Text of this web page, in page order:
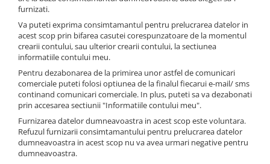
furnizati.
Va puteti exprima consimtamantul pentru prelucrarea datelor in
acest scop prin bifarea casutei corespunzatoare de la momentul
crearii contului, sau ulterior crearii contului, la sectiunea
informatiile contului meu.
Pentru dezabonarea de la primirea unor astfel de comunicari
comerciale puteti folosi optiunea de la finalul fiecarui e-mail/ sms
continand comunicari comerciale. In plus, puteti sa va dezabonati
prin accesarea sectiunii "Informatiile contului meu".
Furnizarea datelor dumneavoastra in acest scop este voluntara.
Refuzul furnizarii consimtamantului pentru prelucrarea datelor
dumneavoastra in acest scop nu va avea urmari negative pentru
dumneavoastra.